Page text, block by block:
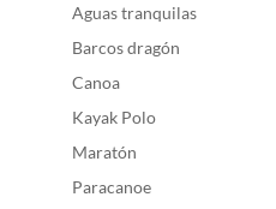
Aguas tranquilas
Barcos dragón
Canoa
Kayak Polo
Maratón
Paracanoe